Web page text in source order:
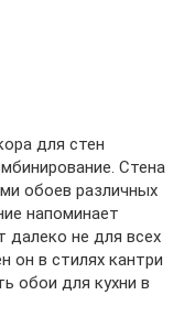
для стен
Стена
обоев различных
напоминает
далеко не для всех
он в стилях кантри
обои для кухни в